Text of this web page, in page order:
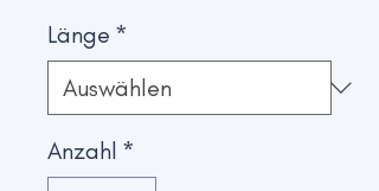
Länge *
Anzahl *